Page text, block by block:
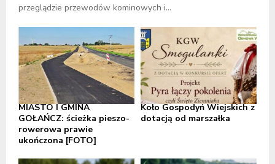
przeglądzie przewodów kominowych i...
MIASTO I GMINA
GOŁAŃCZ: ścieżka pieszo-
rowerowa prawie
ukończona [FOTO]
Koło Gospodyń Wiejskich z
dotacją od marszałka